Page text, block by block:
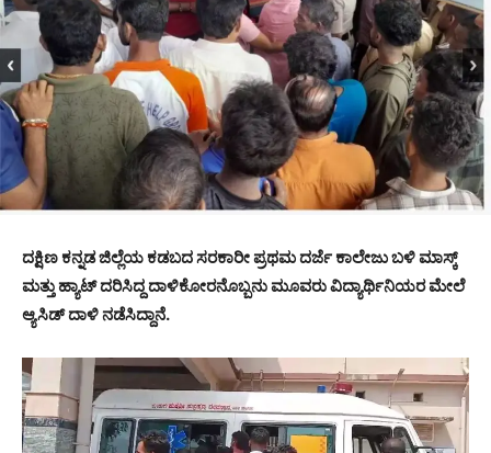
ದಕ್ಷಿಣ ಕನ್ನಡ ಜಿಲ್ಲೆಯ ಕಡಬದ ಸರಕಾರೀ ಪ್ರಥಮ ದರ್ಜೆ ಕಾಲೇಜು ಬಳಿ ಮಾಸ್ಕ್
ಮತ್ತು ಹ್ಯಾಟ್ ದರಿಸಿದ್ದ ದಾಳಿಕೋರನೊಬ್ಬನು ಮೂವರು ವಿದ್ಯಾರ್ಥಿನಿಯರ ಮೇಲೆ
ಆ್ಯಸಿಡ್ ದಾಳಿ ನಡೆಸಿದ್ದಾನೆ.